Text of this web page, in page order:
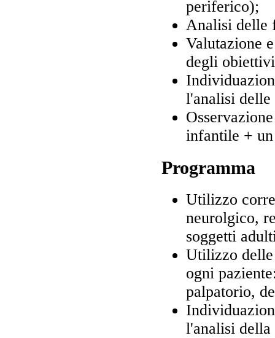
periferico);
Analisi delle
Valutazione
degli
l'analisi
infantile + un
Programma
Utilizzo
neurolgico,
soggetti
Utilizzo
ogni
palpatorio,
l'analisi della